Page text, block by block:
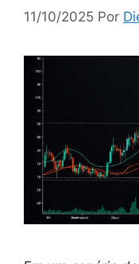
11/10/2025 Por